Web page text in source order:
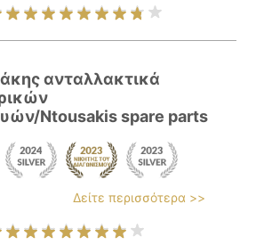
ανταλλακτικά
Ntousakis spare parts
Δείτε περισσότερα >>